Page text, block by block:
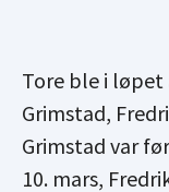
Tore ble i løpet
Grimstad,
Grimstad var
10. mars,